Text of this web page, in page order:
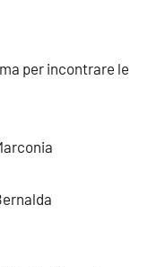
per incontrare le